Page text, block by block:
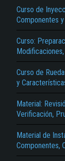
Curso de
Componentes
Curso:
Curso de
y
Material:
Verificación,
Material de
Componentes,